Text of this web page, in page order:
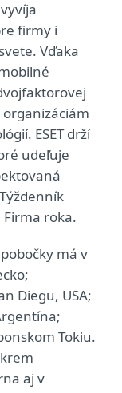
vyvíja
firmy i
Vďaka
ESET drží
udeľuje
Firma roka.
má v
Diegu, USA;
Tokiu.
aj v